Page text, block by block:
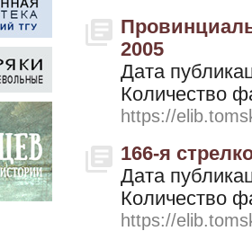
2005
Дата
Количество
https://
166-я
Дата
Количество
https://